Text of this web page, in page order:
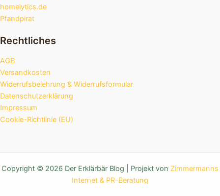
homelytics.de
Pfandpirat
Rechtliches
AGB
Versandkosten
Widerrufsbelehrung & Widerrufsformular
Datenschutzerklärung
Impressum
Cookie-Richtlinie (EU)
Copyright © 2026 Der Erklärbär Blog | Projekt von Zimmermanns
Internet & PR-Beratung